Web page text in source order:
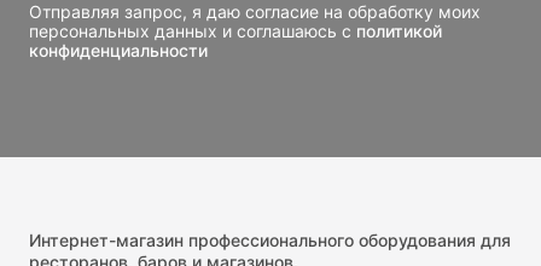
Отправляя запрос, я даю согласие на обработку моих
персональных данных и соглашаюсь с политикой
конфиденциальности
Интернет-магазин профессионального оборудования для
ресторанов, баров и магазинов.